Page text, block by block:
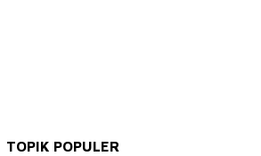
TOPIK POPULER